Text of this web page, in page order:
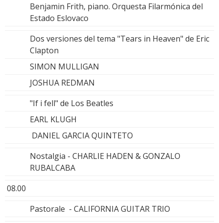
Benjamin Frith, piano. Orquesta Filarmónica del
Estado Eslovaco
Dos versiones del tema "Tears in Heaven" de Eric
Clapton
SIMON MULLIGAN
JOSHUA REDMAN
"If i fell" de Los Beatles
EARL KLUGH
DANIEL GARCIA QUINTETO
Nostalgia - CHARLIE HADEN & GONZALO
RUBALCABA
08.00
Pastorale - CALIFORNIA GUITAR TRIO